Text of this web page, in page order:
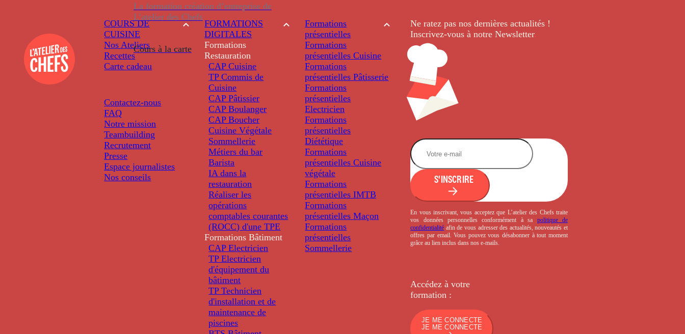
La formation création d’entreprise de
L’atelier des Chefs
Cours à la carte
COURS DE
CUISINE
Nos Ateliers
Recettes
Carte cadeau
Contactez-nous
FAQ
Notre mission
Teambuilding
Recrutement
Presse
Espace journalistes
Nos conseils
FORMATIONS
DIGITALES
Formations
Restauration
CAP Cuisine
TP Commis de
Cuisine
CAP Pâtissier
CAP Boulanger
CAP Boucher
Cuisine Végétale
Sommellerie
Métiers du bar
Barista
IA dans la
restauration
Réaliser les
opérations
comptables courantes
(ROCC) d'une TPE
Formations Bâtiment
CAP Electricien
TP Electricien
d'équipement du
bâtiment
TP Technicien
d'installation et de
maintenance de
piscines
Formations
présentielles
Formations
présentielles Cuisine
Formations
présentielles Pâtisserie
Formations
présentielles
Electricien
Formations
présentielles
Diététique
Formations
présentielles Cuisine
végétale
Formations
présentielles IMTB
Formations
présentielles Maçon
Formations
présentielles
Sommellerie
Ne ratez pas nos dernièresactualités !
Inscrivez-vous à notre Newsletter.
S'INSCRIRE
En vous inscrivant, vous acceptez que L’atelier des Chefs traite
vos données personnelles conformément à sa politique de
confidentialité afin de vous adresser des actualités, nouveautés et
offres par email. Vous pouvez vous désabonner à tout moment
grâce au lien inclus dans nos e-mails.
Accédez à votre
formation :
JE ME CONNECTE
JE ME CONNECTE